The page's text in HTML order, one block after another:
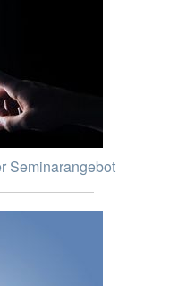
Seminarangebot